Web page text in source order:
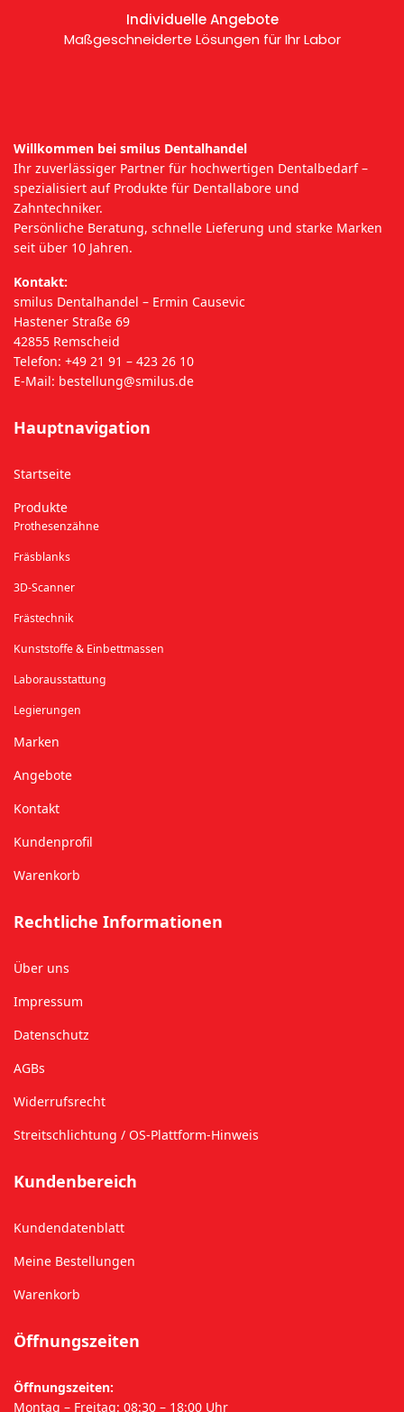
Individuelle Angebote
Maßgeschneiderte Lösungen für Ihr Labor
Willkommen bei smilus Dentalhandel
Ihr zuverlässiger Partner für hochwertigen Dentalbedarf –
spezialisiert auf Produkte für Dentallabore und
Zahntechniker.
Persönliche Beratung, schnelle Lieferung und starke Marken
seit über 10 Jahren.
Kontakt:
smilus Dentalhandel – Ermin Causevic
Hastener Straße 69
42855 Remscheid
Telefon: +49 21 91 – 423 26 10
E-Mail: bestellung@smilus.de
Hauptnavigation
Startseite
Produkte
Prothesenzähne
Fräsblanks
3D-Scanner
Frästechnik
Kunststoffe & Einbettmassen
Laborausstattung
Legierungen
Marken
Angebote
Kontakt
Kundenprofil
Warenkorb
Rechtliche Informationen
Über uns
Impressum
Datenschutz
AGBs
Widerrufsrecht
Streitschlichtung / OS-Plattform-Hinweis
Kundenbereich
Kundendatenblatt
Meine Bestellungen
Warenkorb
Öffnungszeiten
Öffnungszeiten:
Montag – Freitag: 08:30 – 18:00 Uhr